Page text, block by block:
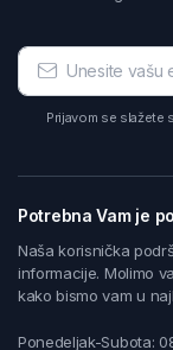
Prijavom se slažete
Potrebna Vam je
Naša korisnička
informacije. Molimo
kako bismo vam u
Ponedeljak-Subota: